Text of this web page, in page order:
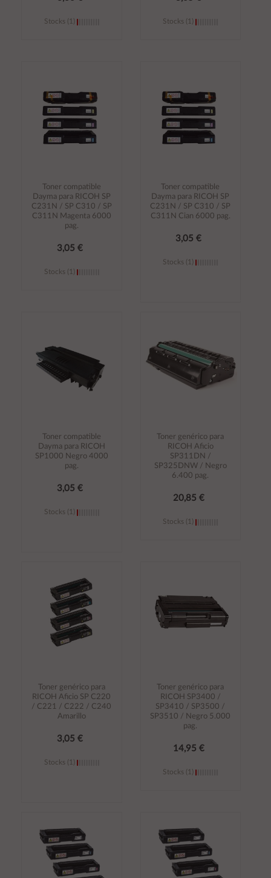
Stocks (1) Stocks (1)
Toner compatible
Dayma para RICOH SP
C231N / SP C310 / SP
C311N Magenta 6000
pag.
3,05 €
Stocks (1)
Toner compatible
Dayma para RICOH SP
C231N / SP C310 / SP
C311N Cian 6000 pag.
3,05 €
Stocks (1)
Toner compatible
Dayma para RICOH
SP1000 Negro 4000
pag.
3,05 €
Stocks (1)
carrito
Toner genérico para
RICOH Aficio
SP311DN /
SP325DNW / Negro
6.400 pag.
20,85 €
Stocks (1)
Toner genérico para
RICOH Aficio SP C220
/ C221 / C222 / C240
Amarillo
3,05 €
Stocks (1)
carrito
Toner genérico para
RICOH SP3400 /
SP3410 / SP3500 /
SP3510 / Negro 5.000
pag.
14,95 €
Stocks (1)
carrito